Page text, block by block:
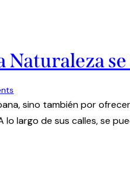
Naturaleza
sino también por
largo de sus calles, se